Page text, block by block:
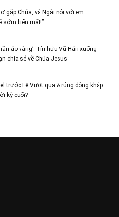
gặp Chúa, và Ngài nói với em:
sớm biến mất!”
áo vàng’: Tín hữu Vũ Hán xuống
chia sẻ về Chúa Jesus
trước Lễ Vượt qua & rúng động khắp
kỳ cuối?